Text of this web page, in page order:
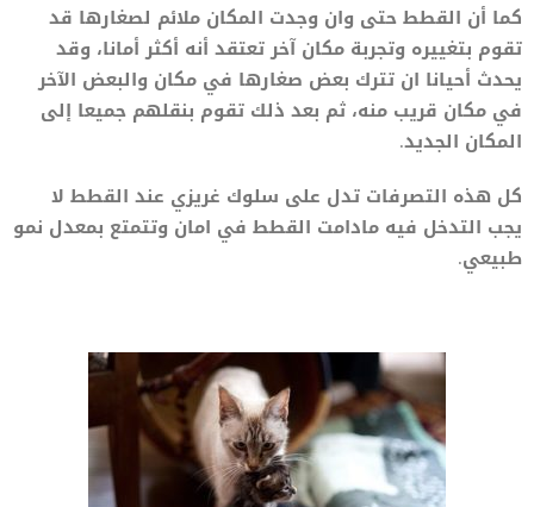
كما أن القطط حتى وان وجدت المكان ملائم لصغارها قد
تقوم بتغييره وتجربة مكان آخر تعتقد أنه أكثر أمانا، وقد
يحدث أحيانا ان تترك بعض صغارها في مكان والبعض الآخر
في مكان قريب منه، ثم بعد ذلك تقوم بنقلهم جميعا إلى
المكان الجديد.
كل هذه التصرفات تدل على سلوك غريزي عند القطط لا
يجب التدخل فيه مادامت القطط في امان وتتمتع بمعدل نمو
طبيعي.